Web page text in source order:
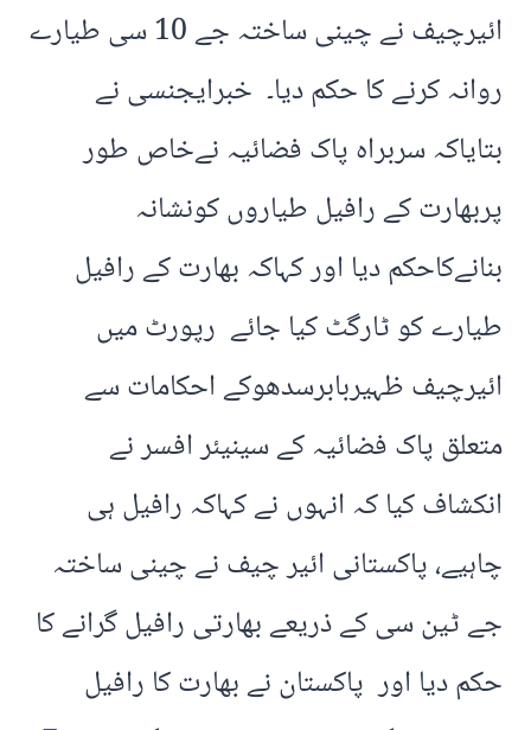
ائیرچیف نے چینی ساختہ جے 10 سی طیارے
روانہ کرنے کا حکم دیا۔ خبرایجنسی نے
بتایاکہ سربراہ پاک فضائیہ نےخاص طور
پربھارت کے رافیل طیاروں کونشانہ
بنانےکاحکم دیا اور کہاکہ بھارت کے رافیل
طیارے کو ٹارگٹ کیا جائے رپورٹ میں
ائیرچیف ظہیربابرسدھوکے احکامات سے
متعلق پاک فضائیہ کے سینیئر افسر نے
انکشاف کیا کہ انہوں نے کہاکہ رافیل ہی
چاہیے، پاکستانی ائیر چیف نے چینی ساختہ
جے ٹین سی کے ذریعے بھارتی رافیل گرانے کا
حکم دیا اور پاکستان نے بھارت کا رافیل